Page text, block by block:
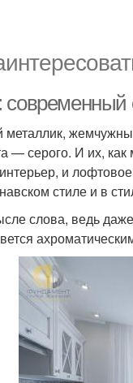
металлик,
— серого. И их,
и
стиле и в
слова, ведь даже